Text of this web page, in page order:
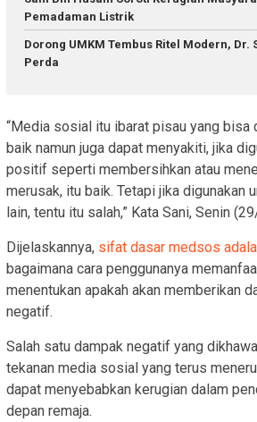
Pemadaman Listrik
Dorong UMKM Tembus Ritel Modern, Dr.
Perda
“Media sosial itu ibarat pisau yang bisa
baik namun juga dapat menyakiti, jika
positif seperti membersihkan atau
merusak, itu baik. Tetapi jika digunakan
lain, tentu itu salah,” Kata Sani, Senin
Dijelaskannya, sifat dasar medsos
bagaimana cara penggunanya
menentukan apakah akan memberikan
negatif.
Salah satu dampak negatif yang
tekanan media sosial yang terus
dapat menyebabkan kerugian dalam
depan remaja.